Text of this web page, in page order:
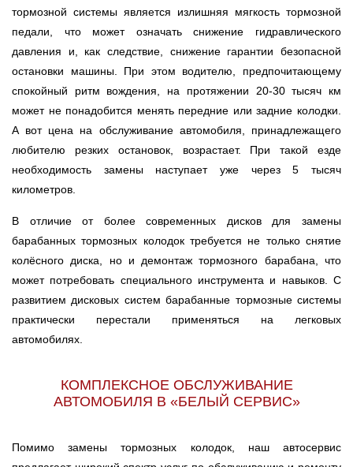
тормозной системы является излишняя мягкость тормозной
педали, что может означать снижение гидравлического
давления и, как следствие, снижение гарантии безопасной
остановки машины. При этом водителю, предпочитающему
спокойный ритм вождения, на протяжении 20-30 тысяч км
может не понадобится менять передние или задние колодки.
А вот цена на обслуживание автомобиля, принадлежащего
любителю резких остановок, возрастает. При такой езде
необходимость замены наступает уже через 5 тысяч
километров.
В отличие от более современных дисков для замены
барабанных тормозных колодок требуется не только снятие
колёсного диска, но и демонтаж тормозного барабана, что
может потребовать специального инструмента и навыков. С
развитием дисковых систем барабанные тормозные системы
практически перестали применяться на легковых
автомобилях.
КОМПЛЕКСНОЕ ОБСЛУЖИВАНИЕ
АВТОМОБИЛЯ В «БЕЛЫЙ СЕРВИС»
Помимо замены тормозных колодок, наш автосервис